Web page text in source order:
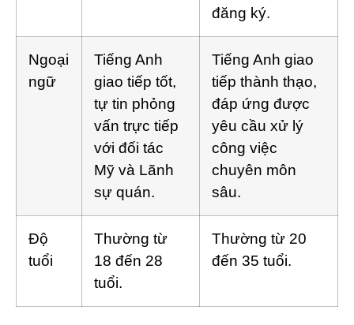
đăng ký.
Ngoại
ngữ
Tiếng Anh
giao tiếp tốt,
tự tin phỏng
vấn trực tiếp
với đối tác
Mỹ và Lãnh
sự quán.
Tiếng Anh giao
tiếp thành thạo,
đáp ứng được
yêu cầu xử lý
công việc
chuyên môn
sâu.
Độ
tuổi
Thường từ
18 đến 28
tuổi.
Thường từ 20
đến 35 tuổi.